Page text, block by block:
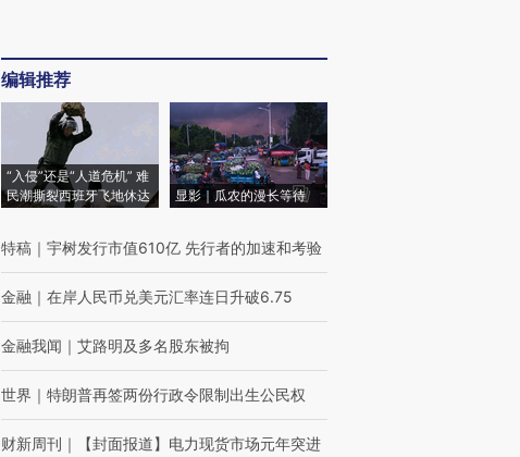
编辑推荐
“入侵”还是“人道危机” 难
民潮撕裂西班牙飞地休达
显影｜瓜农的漫长等待
特稿 ｜ 宇树发行市值610亿 先行者的加速和考验
金融 ｜ 在岸人民币兑美元汇率连日升破6.75
金融我闻 ｜ 艾路明及多名股东被拘
世界 ｜ 特朗普再签两份行政令限制出生公民权
财新周刊 ｜ 【封面报道】电力现货市场元年突进